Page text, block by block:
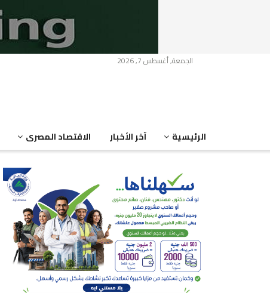
الجمعة, أغسطس 7, 2026
الرئيسية آخر الأخبار الاقتصاد المصرى